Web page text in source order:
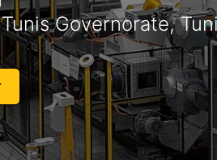
Governorate,